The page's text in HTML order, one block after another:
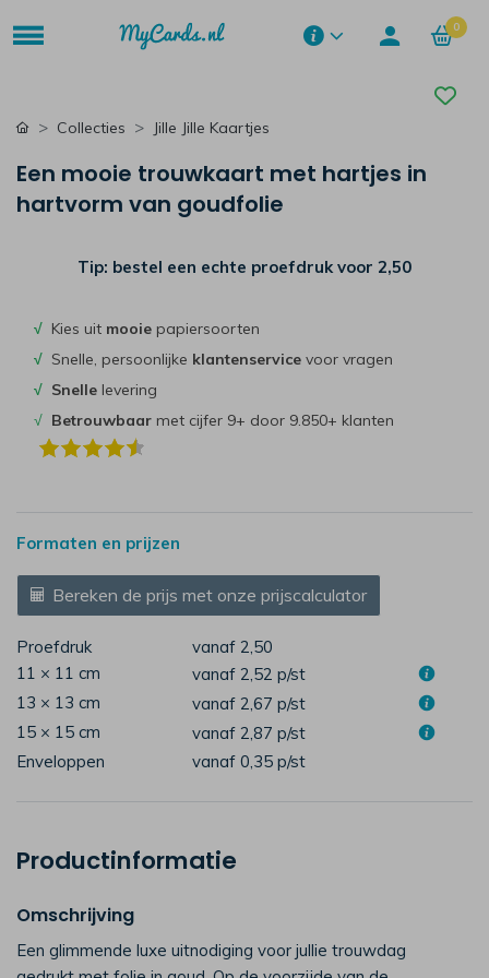
0
Collecties Jille Jille Kaartjes
Een mooie trouwkaart met hartjes in
hartvorm van goudfolie
Tip: bestel een echte proefdruk voor 2,50
√ Kies uit mooie papiersoorten
√ Snelle, persoonlijke klantenservice voor vragen
√ Snelle levering
√ Betrouwbaar met cijfer 9+ door 9.850+ klanten
Formaten en prijzen
Bereken de prijs met onze prijscalculator
Proefdruk
vanaf 2,50
11 × 11 cm
vanaf 2,52 p/st
13 × 13 cm
vanaf 2,67 p/st
15 × 15 cm
vanaf 2,87 p/st
Enveloppen
vanaf 0,35 p/st
Productinformatie
Omschrijving
Een glimmende luxe uitnodiging voor jullie trouwdag